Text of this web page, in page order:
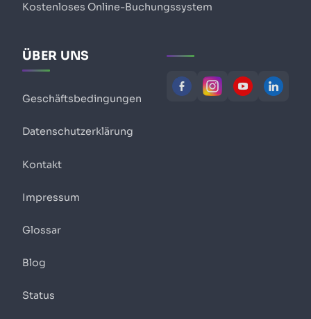
Kostenloses Online-Buchungssystem
ÜBER UNS
Geschäftsbedingungen
Datenschutzerklärung
Kontakt
Impressum
Glossar
Blog
Status